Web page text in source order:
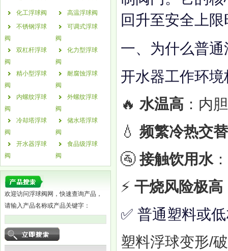
化工浮球阀
高温浮球阀
不锈钢浮球
阀
可调式浮球
阀
双杠杆浮球
阀
化力型浮球
阀
精小型浮球
阀
耐腐蚀浮球
阀
内螺纹浮球
阀
外螺纹浮球
阀
冷却塔浮球
阀
储水塔浮球
阀
开水器浮球
阀
食品级浮球
阀
欢迎访问浮球阀网，快速查询产品，
请输入产品名称或产品关键字：
回升至安全上
一、为什么普
开水器工作环
🔥 水温高 ：内
💧 频繁冷热交替
🚰接触饮用水
⚡ 干烧风险极高
✅ 普通塑料或
塑料浮球变形/